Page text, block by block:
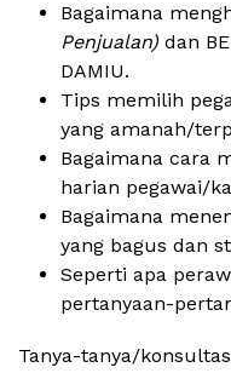
Bagaimana
Penjualan) dan
DAMIU.
Tips memilih
yang amanah/
Bagaimana cara
harian pegawai/
Bagaimana
yang bagus dan
Seperti apa
pertanyaan-
Tanya-tanya/